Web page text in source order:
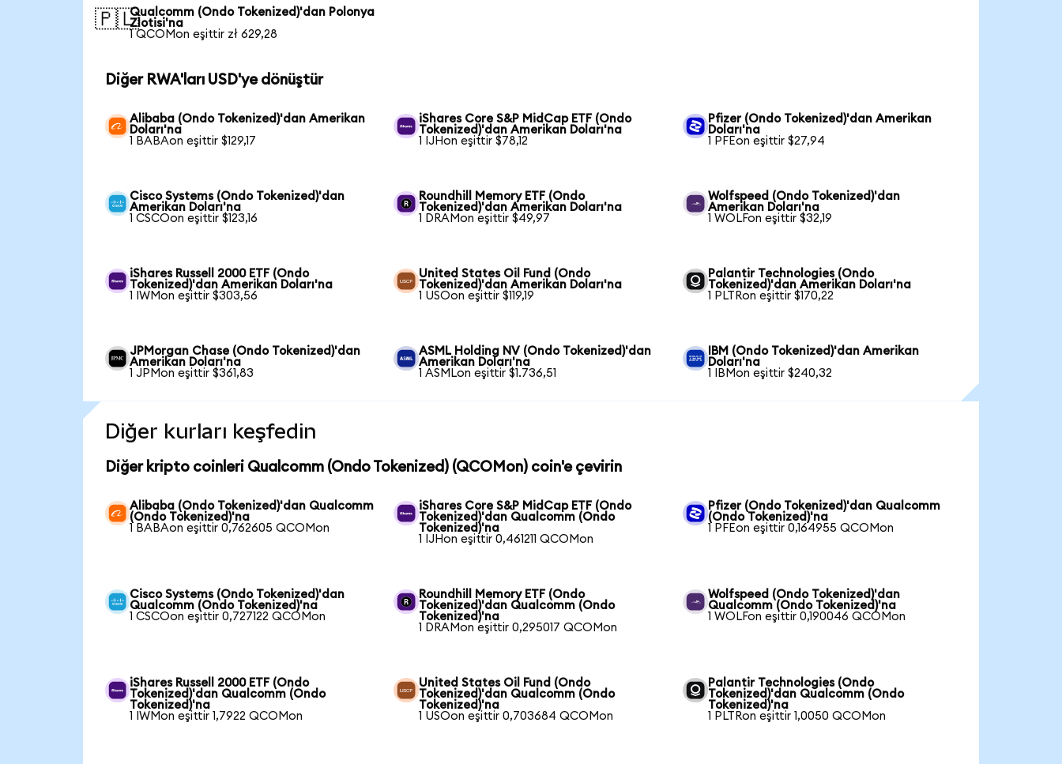
🇵🇱Qualcomm (Ondo Tokenized)'dan Polonya
Zlotisi'na
1 QCOMon eşittir zł 629,28
Diğer RWA'ları USD'ye dönüştür
Alibaba (Ondo Tokenized)'dan Amerikan
Doları'na
1 BABAon eşittir $129,17
iShares Core S&P MidCap ETF (Ondo
Tokenized)'dan Amerikan Doları'na
1 IJHon eşittir $78,12
Pfizer (Ondo Tokenized)'dan Amerikan
Doları'na
1 PFEon eşittir $27,94
Cisco Systems (Ondo Tokenized)'dan
Amerikan Doları'na
1 CSCOon eşittir $123,16
Roundhill Memory ETF (Ondo
Tokenized)'dan Amerikan Doları'na
1 DRAMon eşittir $49,97
Wolfspeed (Ondo Tokenized)'dan
Amerikan Doları'na
1 WOLFon eşittir $32,19
iShares Russell 2000 ETF (Ondo
Tokenized)'dan Amerikan Doları'na
1 IWMon eşittir $303,56
United States Oil Fund (Ondo
Tokenized)'dan Amerikan Doları'na
1 USOon eşittir $119,19
Palantir Technologies (Ondo
Tokenized)'dan Amerikan Doları'na
1 PLTRon eşittir $170,22
JPMorgan Chase (Ondo Tokenized)'dan
Amerikan Doları'na
1 JPMon eşittir $361,83
ASML Holding NV (Ondo Tokenized)'dan
Amerikan Doları'na
1 ASMLon eşittir $1.736,51
IBM (Ondo Tokenized)'dan Amerikan
Doları'na
1 IBMon eşittir $240,32
Diğer kurları keşfedin
Diğer kripto coinleri Qualcomm (Ondo Tokenized) (QCOMon) coin'e çevirin
Alibaba (Ondo Tokenized)'dan Qualcomm
(Ondo Tokenized)'na
1 BABAon eşittir 0,762605 QCOMon
iShares Core S&P MidCap ETF (Ondo
Tokenized)'dan Qualcomm (Ondo
Tokenized)'na
1 IJHon eşittir 0,461211 QCOMon
Pfizer (Ondo Tokenized)'dan Qualcomm
(Ondo Tokenized)'na
1 PFEon eşittir 0,164955 QCOMon
Cisco Systems (Ondo Tokenized)'dan
Qualcomm (Ondo Tokenized)'na
1 CSCOon eşittir 0,727122 QCOMon
Roundhill Memory ETF (Ondo
Tokenized)'dan Qualcomm (Ondo
Tokenized)'na
1 DRAMon eşittir 0,295017 QCOMon
Wolfspeed (Ondo Tokenized)'dan
Qualcomm (Ondo Tokenized)'na
1 WOLFon eşittir 0,190046 QCOMon
iShares Russell 2000 ETF (Ondo
Tokenized)'dan Qualcomm (Ondo
Tokenized)'na
1 IWMon eşittir 1,7922 QCOMon
United States Oil Fund (Ondo
Tokenized)'dan Qualcomm (Ondo
Tokenized)'na
1 USOon eşittir 0,703684 QCOMon
Palantir Technologies (Ondo
Tokenized)'dan Qualcomm (Ondo
Tokenized)'na
1 PLTRon eşittir 1,0050 QCOMon